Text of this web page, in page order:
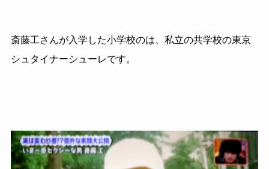
斎藤工さんが入学した小学校のは、私立の共学校の東京
シュタイナーシューレです。